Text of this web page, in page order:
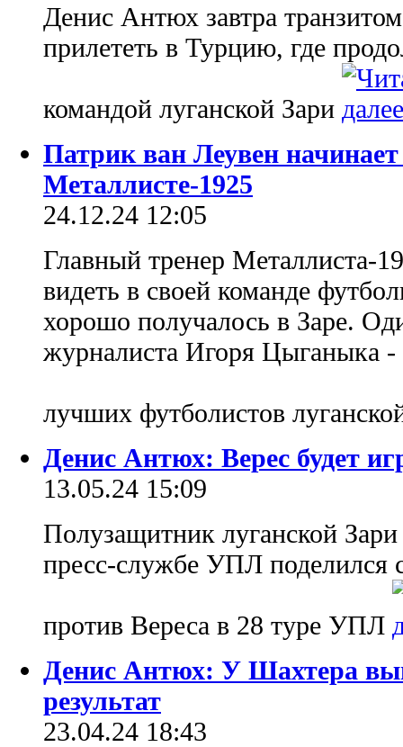
Денис Антюх завтра
прилететь в Турцию, где
командой луганской Зари
Патрик ван Леувен начинает
Металлисте-1925
24.12.24 12:05
Главный тренер Металлиста-
видеть в своей команде
хорошо получалось в Заре.
журналиста Игоря Цыганыка
лучших футболистов
Денис Антюх: Верес будет
13.05.24 15:09
Полузащитник луганской
пресс-службе УПЛ поделился
против Вереса в 28 туре УПЛ
Денис Антюх: У Шахтера
результат
23.04.24 18:43